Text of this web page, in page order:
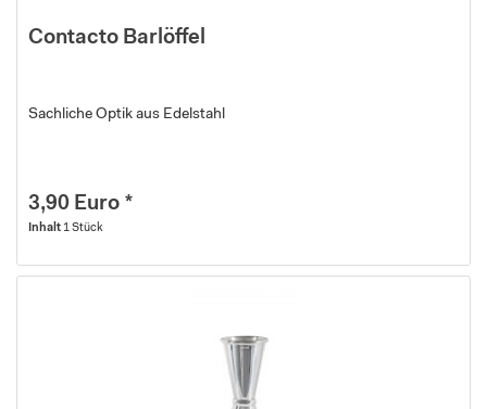
Contacto Barlöffel
Sachliche Optik aus Edelstahl
3,90 Euro *
Inhalt 1 Stück